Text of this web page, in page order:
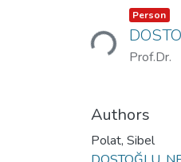
Loading... Item type:
Person ,
Prof.Dr.
Authors
Polat, Sibel